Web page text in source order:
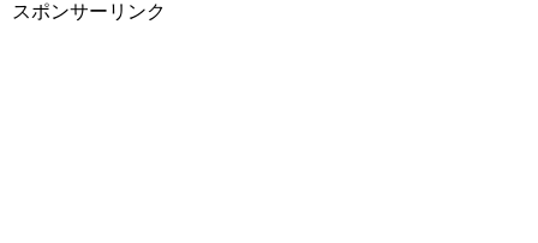
スポンサーリンク